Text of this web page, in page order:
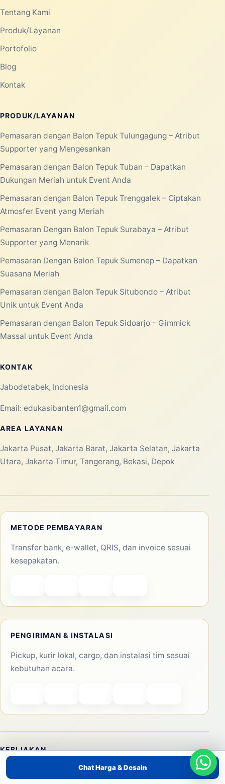
Chat Harga & Desain
Tentang Kami
Produk/Layanan
Portofolio
Blog
Kontak
PRODUK/LAYANAN
Pemasaran dengan Balon Tepuk Tulungagung – Atribut
Supporter yang Mengesankan
Pemasaran dengan Balon Tepuk Tuban – Dapatkan
Dukungan Meriah untuk Event Anda
Pemasaran dengan Balon Tepuk Trenggalek – Ciptakan
Atmosfer Event yang Meriah
Pemasaran Dengan Balon Tepuk Surabaya – Atribut
Supporter yang Menarik
Pemasaran Dengan Balon Tepuk Sumenep – Dapatkan
Suasana Meriah
Pemasaran dengan Balon Tepuk Situbondo – Atribut
Unik untuk Event Anda
Pemasaran dengan Balon Tepuk Sidoarjo – Gimmick
Massal untuk Event Anda
KONTAK
Jabodetabek, Indonesia
Email: edukasibanten1@gmail.com
AREA LAYANAN
Jakarta Pusat, Jakarta Barat, Jakarta Selatan, Jakarta
Utara, Jakarta Timur, Tangerang, Bekasi, Depok
METODE PEMBAYARAN
Transfer bank, e-wallet, QRIS, dan invoice sesuai
kesepakatan.
PENGIRIMAN & INSTALASI
Pickup, kurir lokal, cargo, dan instalasi tim sesuai
kebutuhan acara.
KEBIJAKAN